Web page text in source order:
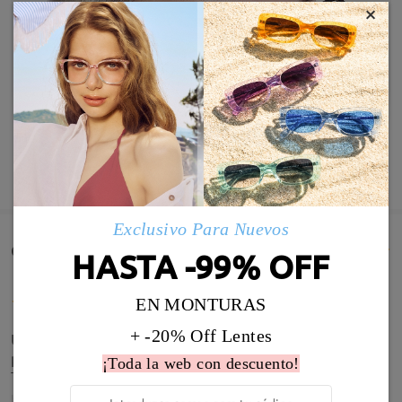
MOSTRAR MÁS
Comentarios de Clientes(810)
Un pequeño problema con el ajuste de patillas
pero ya solventado con las instrucciones recibidas.
Todo en orden!
×
Exclusivo Para Nuevos
HASTA -99% OFF
EN MONTURAS
+ -20% Off Lentes
¡Toda la web con descuento!